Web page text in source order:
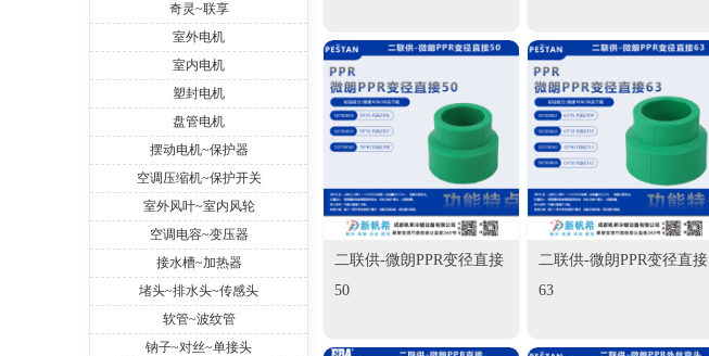
二联供-微朗PPR变径直接
50
二联供-微朗PPR变径直接
63
奇灵~联享
室外电机
室内电机
塑封电机
盘管电机
摆动电机~保护器
空调压缩机~保护开关
室外风叶~室内风轮
空调电容~变压器
接水槽~加热器
堵头~排水头~传感头
软管~波纹管
钠子~对丝~单接头